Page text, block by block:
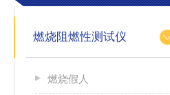
燃烧阻燃性测试仪
燃烧假人